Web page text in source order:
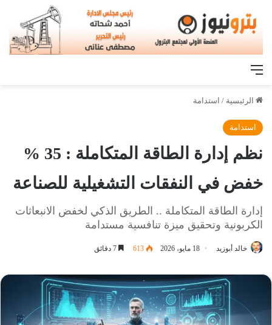
القائمة
الرئيسية / استدامة
استدامة
نظم إدارة الطاقة المتكاملة : 35 %
خفض في النفقات التشغيلية للصناعة
إدارة الطاقة المتكاملة .. الطريق الذكي لخفض الانبعاثات
الكربونية وتحقيق ميزة تنافسية مستدامة
خالد أبوزيد 18 مايو، 2026 613